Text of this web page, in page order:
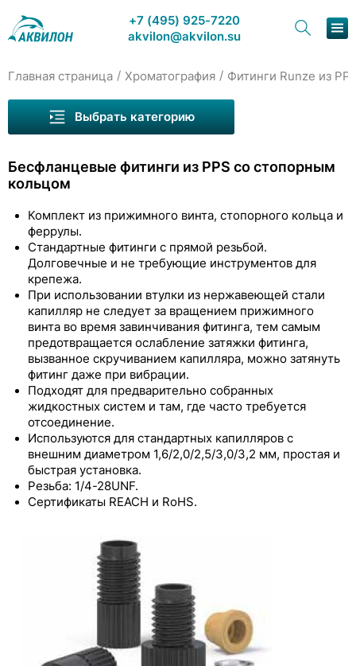
+7 (495) 925-7220
akvilon@akvilon.su
Решения
О компании
Контакты
Главная страница / Хроматография / Фитинги Runze из
Бесфланцевые фитинги из PPS со стопорным
кольцом
Комплект из прижимного винта, стопорного кольца и
феррулы.
Стандартные фитинги с прямой резьбой.
Долговечные и не требующие инструментов для
крепежа.
При использовании втулки из нержавеющей стали
капилляр не следует за вращением прижимного
винта во время завинчивания фитинга, тем самым
предотвращается ослабление затяжки фитинга,
вызванное скручиванием капилляра, можно затянуть
фитинг даже при вибрации.
Подходят для предварительно собранных
жидкостных систем и там, где часто требуется
отсоединение.
Используются для стандартных капилляров c
внешним диаметром 1,6/2,0/2,5/3,0/3,2 мм, простая и
быстрая установка.
Резьба: 1/4-28UNF.
Сертификаты REACH и RoHS.
Выбрать категорию
Капилляры Runze
Фитинги Runze из PEEK
Переходники Runze из PEEK с внутренней
резьбой
Фитинги Runze из PP, PTFE, PPS и других
полимерных материалов
Фланцевые фитинги из полипропилена
Фланцевые фитинги из PPS и PP с прижимной
шайбой
Фланцевые фитинги из полипропилена с
прижимной шайбой и силиконовой трубкой
Бесфланцевые фитинги из окрашенного
полипропилена
Бесфланцевые фитинги из PP и PTFE с
предустановленным моментом затяжки
Бесфланцевые фитинги из PP и PTFE с